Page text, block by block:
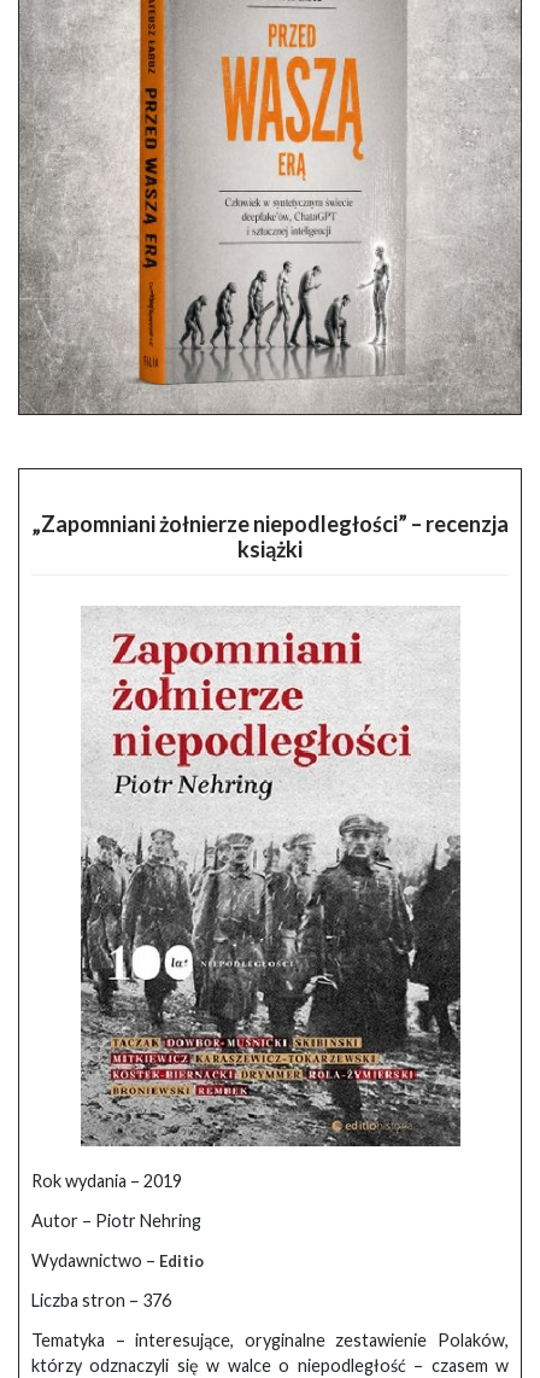
„Zapomniani żołnierze niepodległości” – recenzja
książki
Rok wydania – 2019
Autor – Piotr Nehring
Wydawnictwo – Editio
Liczba stron – 376
Tematyka – interesujące, oryginalne zestawienie Polaków,
którzy odznaczyli się w walce o niepodległość – czasem w